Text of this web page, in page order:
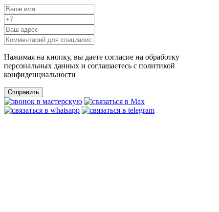
Нажимая на кнопку, вы даете согласие на обработку
персональных данных и соглашаетесь c политикой
конфиденциальности
Отправить